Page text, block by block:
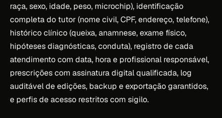
raça, sexo, idade, peso, microchip), identificação
completa do tutor (nome civil, CPF, endereço, telefone),
histórico clínico (queixa, anamnese, exame físico,
hipóteses diagnósticas, conduta), registro de cada
atendimento com data, hora e profissional responsável,
prescrições com assinatura digital qualificada, log
auditável de edições, backup e exportação garantidos,
e perfis de acesso restritos com sigilo.